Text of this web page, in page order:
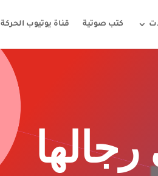
كتب صوتية قناة يوتيوب الحركة
رجالها